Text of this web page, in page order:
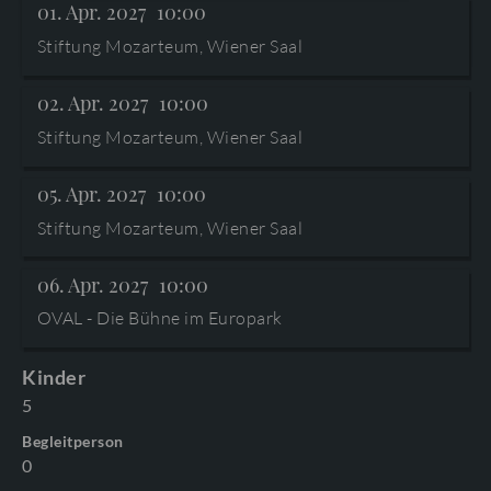
01. Apr. 2027 10:00
Stiftung Mozarteum, Wiener Saal
02. Apr. 2027 10:00
Stiftung Mozarteum, Wiener Saal
05. Apr. 2027 10:00
Stiftung Mozarteum, Wiener Saal
06. Apr. 2027 10:00
OVAL - Die Bühne im Europark
Kinder
5
Begleitperson
0
©2026 Internationale Stiftung Mozarteum